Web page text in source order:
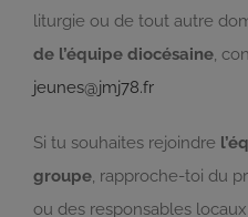
liturgie ou de tout autre
de l’équipe diocésaine,
jeunes@jmj78.fr
Si tu souhaites rejoindre
groupe, rapproche-toi du
ou des responsables